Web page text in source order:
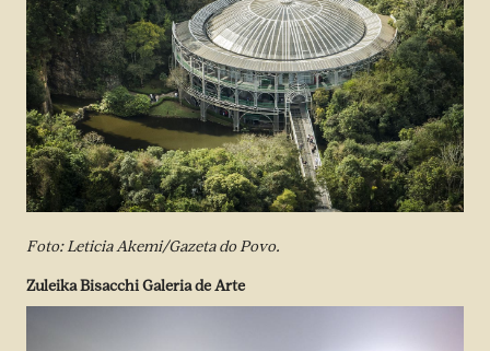
Foto: Leticia Akemi/Gazeta do Povo.
Zuleika Bisacchi Galeria de Arte